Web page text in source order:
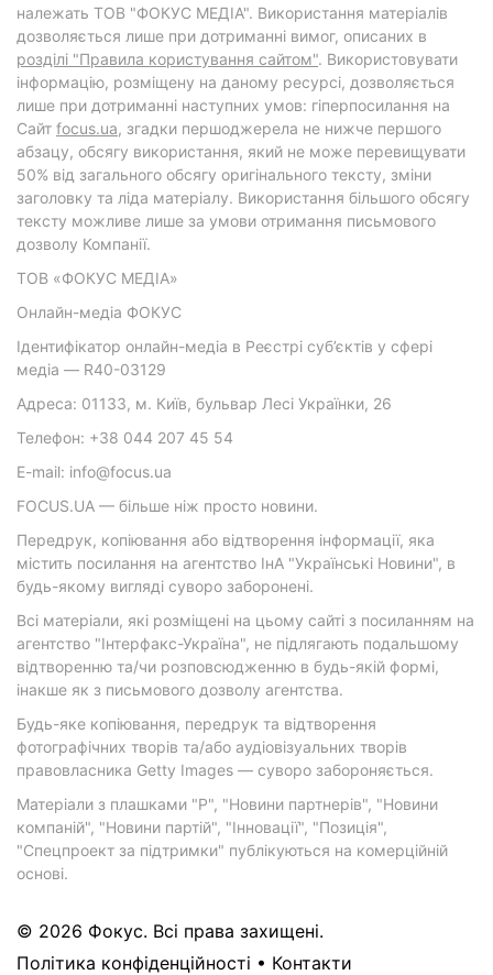
належать ТОВ "ФОКУС МЕДІА". Використання матеріалів
дозволяється лише при дотриманні вимог, описаних в
розділі "Правила користування сайтом". Використовувати
інформацію, розміщену на даному ресурсі, дозволяється
лише при дотриманні наступних умов: гіперпосилання на
Cайт focus.ua, згадки першоджерела не нижче першого
абзацу, обсягу використання, який не може перевищувати
50% від загального обсягу оригінального тексту, зміни
заголовку та ліда матеріалу. Використання більшого обсягу
тексту можливе лише за умови отримання письмового
дозволу Компанії.
ТОВ «ФОКУС МЕДІА»
Онлайн-медіа ФОКУС
Ідентифікатор онлайн-медіа в Реєстрі суб’єктів у сфері
медіа — R40-03129
Адреса: 01133, м. Київ, бульвар Лесі Українки, 26
Телефон: +38 044 207 45 54
E-mail: info@focus.ua
FOCUS.UA — більше ніж просто новини.
Передрук, копіювання або відтворення інформації, яка
містить посилання на агентство ІнА "Українські Новини", в
будь-якому вигляді суворо заборонені.
Всі матеріали, які розміщені на цьому сайті з посиланням на
агентство "Інтерфакс-Україна", не підлягають подальшому
відтворенню та/чи розповсюдженню в будь-якій формі,
інакше як з письмового дозволу агентства.
Будь-яке копіювання, передрук та відтворення
фотографічних творів та/або аудіовізуальних творів
правовласника Getty Images — суворо забороняється.
Матеріали з плашками "Р", "Новини партнерів", "Новини
компаній", "Новини партій", "Інновації", "Позиція",
"Спецпроект за підтримки" публікуються на комерційній
основі.
© 2026 Фокус. Всі права захищені.
Політика конфіденційності • Контакти